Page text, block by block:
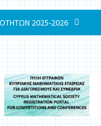
2025-2026